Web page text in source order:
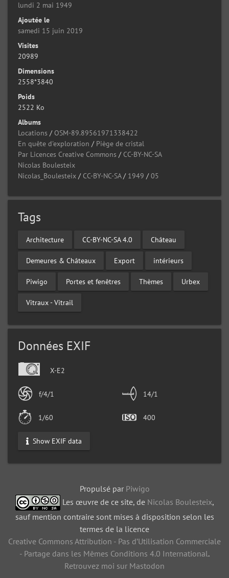
lundi 2 mai 1949
Ajoutée le
samedi 15 juin 2019
Visites
20989
Dimensions
2558*3840
Poids
2522 Ko
Albums
Locations / OSM-89.89561971338422
En quête d'exploration / Piège de cristal
Par Licences Creative Commons / CC-BY-NC-SA
Nicolas Boulesteix
Nicolas_Boulesteix / CC-BY-NC-SA/ 1949 /05
Tags
Architecture CC-BY-NC-SA 4.0 Château
Demeures & Châteaux Export intérieurs
Piwigo Portes et fenêtres Thèmes Urbex
Vitraux - Vitrail
Données EXIF
X-E2
f/4/1 14/1
1/60 400
Show EXIF data
Propulsé par Piwigo
Les œuvre de ce site, de Nicolas Boulesteix,
sauf mention contraire sont mises à disposition selon les
termes de la licence
Creative Commons Attribution - Pas d’Utilisation Commerciale
- Partage dans les Mêmes Conditions 4.0 International.
Retrouvez moi sur Mastodon